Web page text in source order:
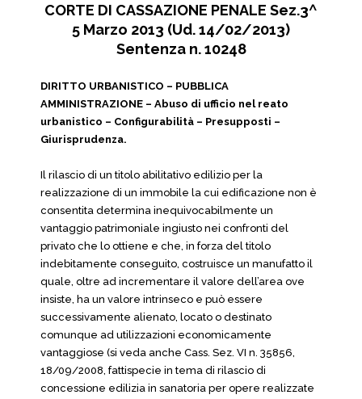
CORTE DI CASSAZIONE PENALE Sez.3^
5 Marzo 2013 (Ud. 14/02/2013)
Sentenza n. 10248
DIRITTO URBANISTICO – PUBBLICA
AMMINISTRAZIONE – Abuso di ufficio nel reato
urbanistico – Configurabilità – Presupposti –
Giurisprudenza.
Il rilascio di un titolo abilitativo edilizio per la
realizzazione di un immobile la cui edificazione non è
consentita determina inequivocabilmente un
vantaggio patrimoniale ingiusto nei confronti del
privato che lo ottiene e che, in forza del titolo
indebitamente conseguito, costruisce un manufatto il
quale, oltre ad incrementare il valore dell’area ove
insiste, ha un valore intrinseco e può essere
successivamente alienato, locato o destinato
comunque ad utilizzazioni economicamente
vantaggiose (si veda anche Cass. Sez. VI n. 35856,
18/09/2008, fattispecie in tema di rilascio di
concessione edilizia in sanatoria per opere realizzate